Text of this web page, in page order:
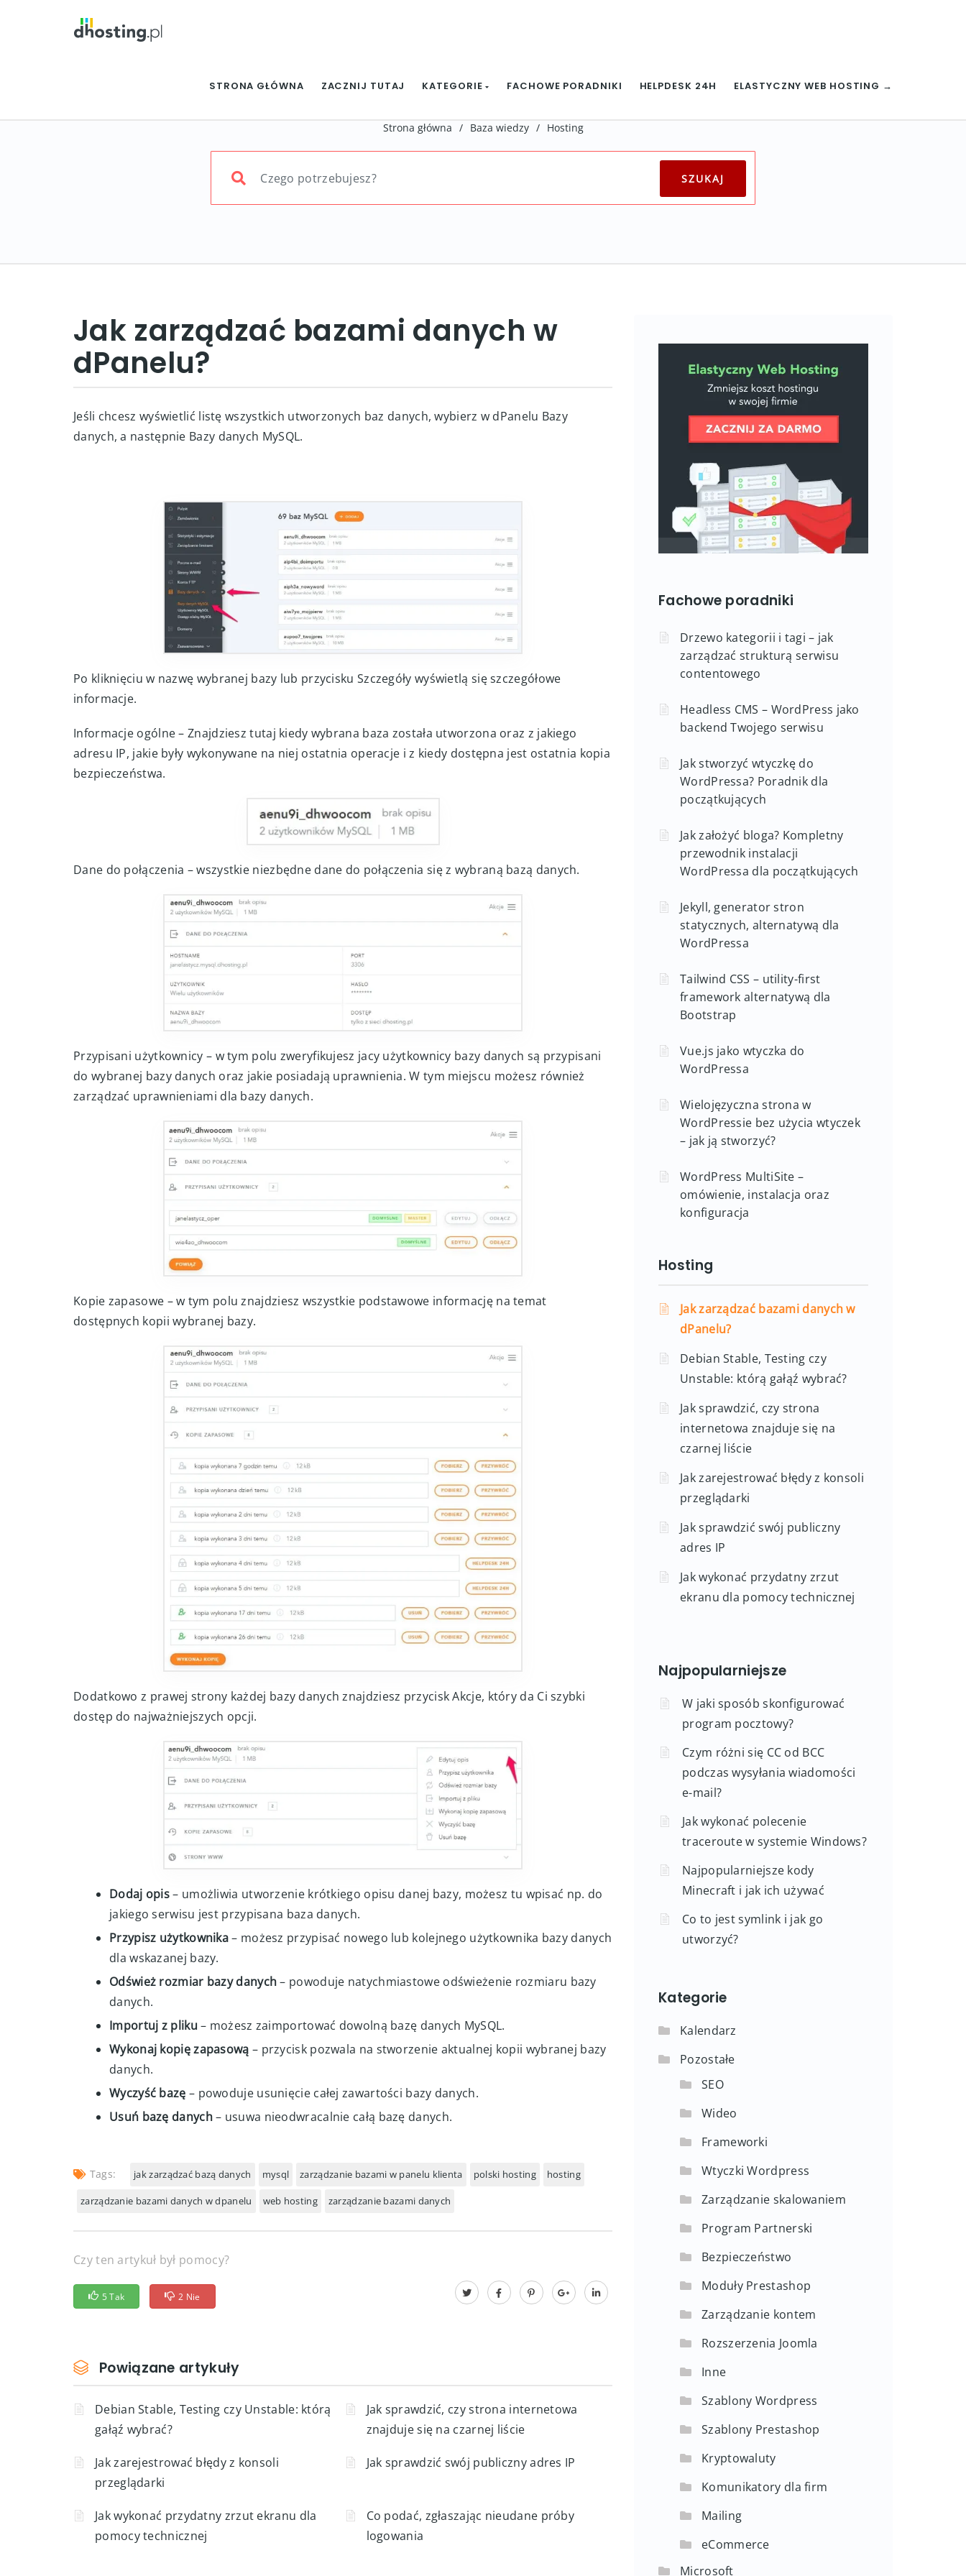
STRONA GŁÓWNA ZACZNIJ TUTAJ KATEGORIE FACHOWE PORADNIKI HELPDESK 24H ELASTYCZNY WEB HOSTING →
Strona główna / Baza wiedzy / Hosting
Jak zarządzać bazami danych w
dPanelu?
Jeśli chcesz wyświetlić listę wszystkich utworzonych baz danych, wybierz w dPanelu Bazy
danych, a następnie Bazy danych MySQL.
Po kliknięciu w nazwę wybranej bazy lub przycisku Szczegóły wyświetlą się szczegółowe
informacje.
adresu IP, jakie były wykonywane na niej ostatnia operacje i z kiedy dostępna jest ostatnia kopia
Dane do połączenia – wszystkie niezbędne dane do połączenia się z wybraną bazą danych.
do wybranej bazy danych oraz jakie posiadają uprawnienia. W tym miejscu możesz również
zarządzać uprawnieniami dla bazy danych.
Kopie zapasowe – w tym polu znajdziesz wszystkie podstawowe informację na temat
dostępnych kopii wybranej bazy.
Dodatkowo z prawej strony każdej bazy danych znajdziesz przycisk Akcje, który da Ci szybki
dostęp do najważniejszych opcji.
Dodaj opis– umożliwia utworzenie krótkiego opisu danej bazy, możesz tu wpisać np. do
jakiego serwisu jest przypisana baza danych.
Przypisz użytkownika
dla wskazanej bazy.
Odśwież rozmiar bazy danych– powoduje natychmiastowe odświeżenie rozmiaru bazy
danych.
Importuj z pliku – możesz zaimportować dowolną bazę danych MySQL.
Wykonaj kopię zapasową– przycisk pozwala na stworzenie aktualnej kopii wybranej bazy
Usuń bazę danych– usuwa nieodwracalnie całą bazę danych.
zarządzanie bazami danych w dpanelu
5 Tak 2 Nie
Powiązane artykuły
Debian Stable, Testing czy Unstable: którą
gałąź wybrać?
Jak sprawdzić, czy strona internetowa
Jak zarejestrować błędy z konsoli
przeglądarki
Jak sprawdzić swój publiczny adres IP
Fachowe poradniki
Drzewo kategorii i tagi – jak
zarządzać strukturą serwisu
contentowego
Headless CMS – WordPress jako
backend Twojego serwisu
Jak stworzyć wtyczkę do
WordPressa? Poradnik dla
początkujących
Jak założyć bloga? Kompletny
przewodnik instalacji
WordPressa dla początkujących
Jekyll, generator stron
statycznych, alternatywą dla
WordPressa
Tailwind CSS – utility-first
framework alternatywą dla
Bootstrap
Vue.js jako wtyczka do
WordPressa
Wielojęzyczna strona w
WordPressie bez użycia wtyczek
– jak ją stworzyć?
WordPress MultiSite –
omówienie, instalacja oraz
konfiguracja
Hosting
Jak zarządzać bazami danych w
dPanelu?
Debian Stable, Testing czy
Unstable: którą gałąź wybrać?
Jak sprawdzić, czy strona
internetowa znajduje się na
czarnej liście
Jak zarejestrować błędy z konsoli
przeglądarki
Jak sprawdzić swój publiczny
adres IP
Jak wykonać przydatny zrzut
ekranu dla pomocy technicznej
Najpopularniejsze
W jaki sposób skonfigurować
program pocztowy?
Czym różni się CC od BCC
podczas wysyłania wiadomości
e-mail?
Jak wykonać polecenie
traceroute w systemie Windows?
Najpopularniejsze kody
Minecraft i jak ich używać
Co to jest symlink i jak go
utworzyć?
Kategorie
Kalendarz
Pozostałe
SEO
Wideo
Frameworki
Wtyczki Wordpress
Zarządzanie skalowaniem
Program Partnerski
Bezpieczeństwo
Moduły Prestashop
Zarządzanie kontem
Rozszerzenia Joomla
Inne
Szablony Wordpress
Szablony Prestashop
Kryptowaluty
Komunikatory dla firm
Mailing
eCommerce
Microsoft